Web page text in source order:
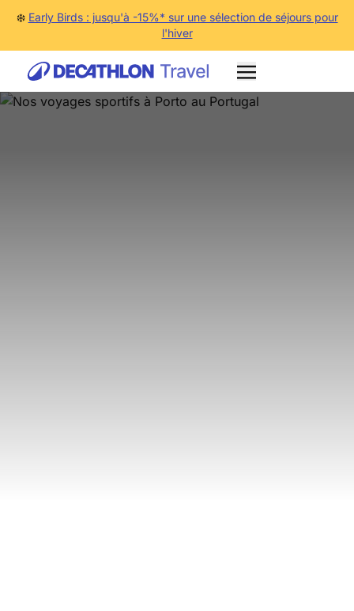
❄️ Early Birds : jusqu'à -15%* sur une sélection de séjours pour
l'hiver